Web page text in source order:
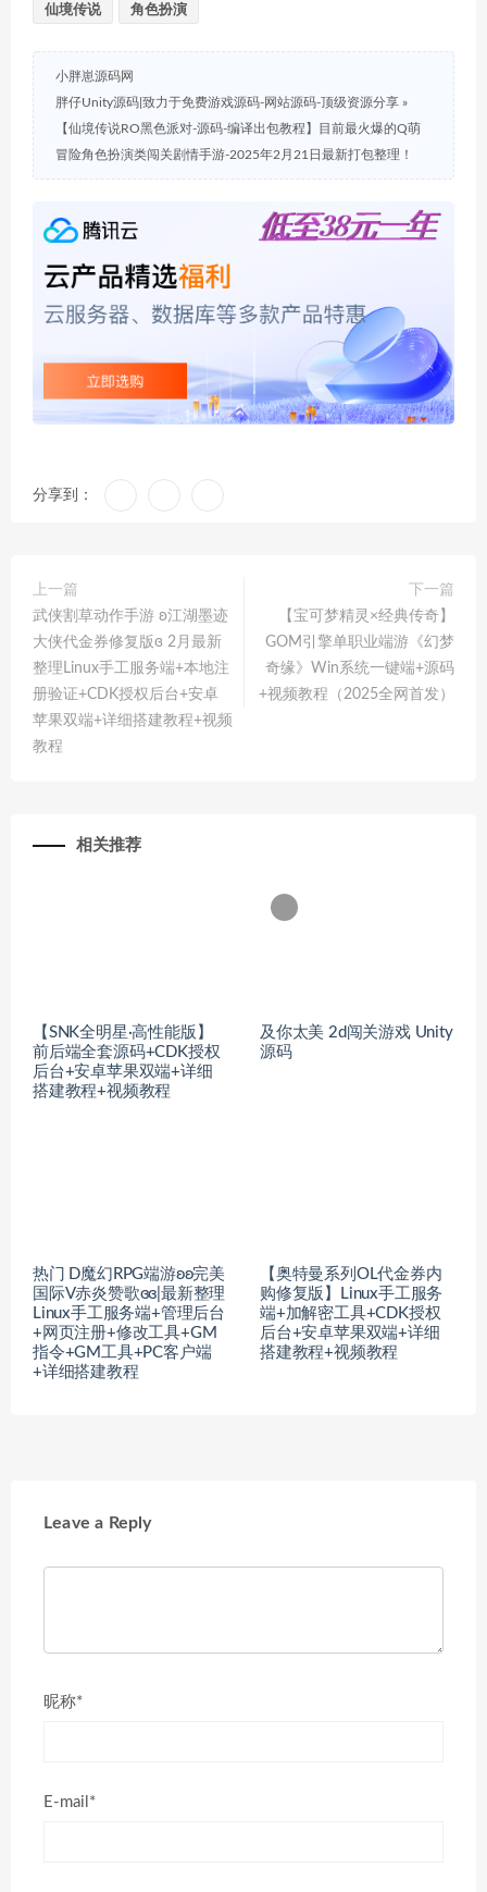
仙境传说 角色扮演
小胖崽源码网
胖仔Unity源码|致力于免费游戏源码-网站源码-顶级资源分享 »
【仙境传说RO黑色派对-源码-编译出包教程】目前最火爆的Q萌
冒险角色扮演类闯关剧情手游-2025年2月21日最新打包整理！
分享到：
上一篇
武侠割草动作手游 ʚ江湖墨迹
大侠代金券修复版ɞ 2月最新
整理Linux手工服务端+本地注
册验证+CDK授权后台+安卓
苹果双端+详细搭建教程+视频
教程
下一篇
【宝可梦精灵×经典传奇】
GOM引擎单职业端游《幻梦
奇缘》Win系统一键端+源码
+视频教程（2025全网首发）
相关推荐
【SNK全明星·高性能版】
前后端全套源码+CDK授权
后台+安卓苹果双端+详细
搭建教程+视频教程
及你太美 2d闯关游戏 Unity
源码
热门 D魔幻RPG端游ʚʚ完美
国际V赤炎赞歌ɞɞ|最新整理
Linux手工服务端+管理后台
+网页注册+修改工具+GM
指令+GM工具+PC客户端
+详细搭建教程
【奥特曼系列OL代金券内
购修复版】Linux手工服务
端+加解密工具+CDK授权
后台+安卓苹果双端+详细
搭建教程+视频教程
Leave a Reply
昵称*
E-mail*